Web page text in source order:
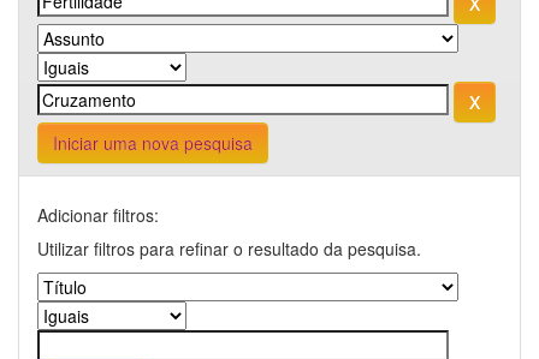
Iniciar uma nova pesquisa
Adicionar filtros:
Utilizar filtros para refinar o resultado da pesquisa.